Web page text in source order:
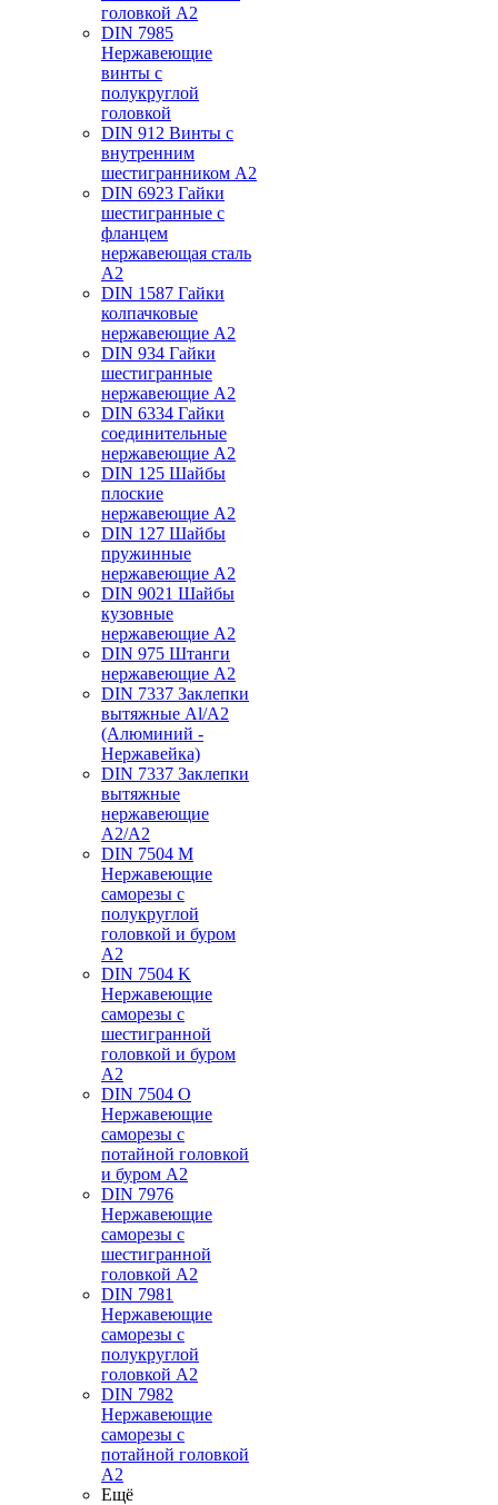
головкой А2
DIN 7985
Нержавеющие
винты с
полукруглой
головкой
DIN 912 Винты с
внутренним
шестигранником А2
DIN 6923 Гайки
шестигранные с
фланцем
нержавеющая сталь
А2
DIN 1587 Гайки
колпачковые
нержавеющие А2
DIN 934 Гайки
шестигранные
нержавеющие А2
DIN 6334 Гайки
соединительные
нержавеющие А2
DIN 125 Шайбы
плоские
нержавеющие А2
DIN 127 Шайбы
пружинные
нержавеющие А2
DIN 9021 Шайбы
кузовные
нержавеющие А2
DIN 975 Штанги
нержавеющие А2
DIN 7337 Заклепки
вытяжные Al/A2
(Алюминий -
Нержавейка)
DIN 7337 Заклепки
вытяжные
нержавеющие
A2/A2
DIN 7504 M
Нержавеющие
саморезы с
полукруглой
головкой и буром
А2
DIN 7504 K
Нержавеющие
саморезы с
шестигранной
головкой и буром
А2
DIN 7504 O
Нержавеющие
саморезы с
потайной головкой
и буром А2
DIN 7976
Нержавеющие
саморезы с
шестигранной
головкой А2
DIN 7981
Нержавеющие
саморезы с
полукруглой
головкой А2
DIN 7982
Нержавеющие
саморезы с
потайной головкой
А2
Ещё